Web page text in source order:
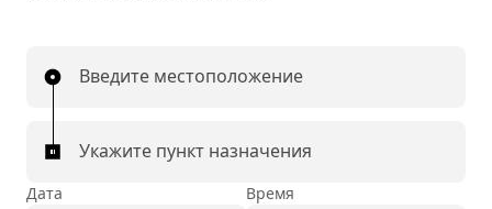
Введите местоположение
Укажите пункт назначения
Дата Время